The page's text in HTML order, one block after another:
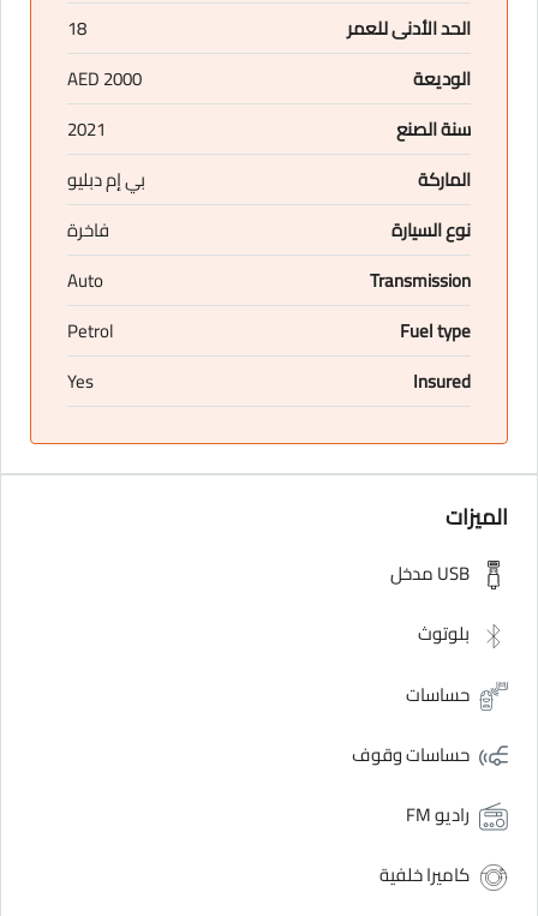
الحد الأدنى للعمر
18
الوديعة
2000 AED
سنة الصنع
2021
الماركة
بي إم دبليو
نوع السيارة
فاخرة
Transmission
Auto
Fuel type
Petrol
Insured
Yes
الميزات
USB مدخل
بلوتوث
حساسات
حساسات وقوف
راديو FM
كاميرا خلفية